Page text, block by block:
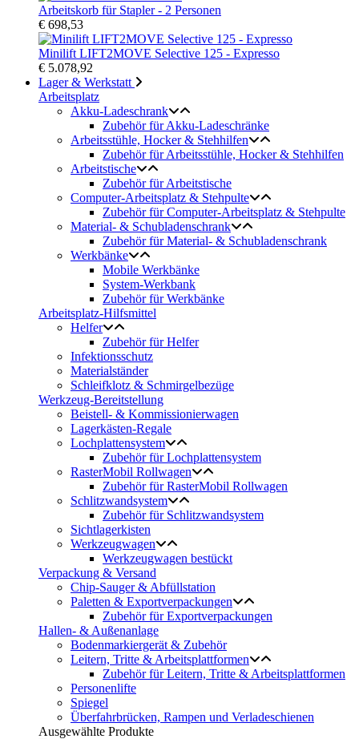
Arbeitskorb für Stapler - 2 Personen
€ 698,53
Minilift LIFT2MOVE Selective 125 - Expresso
€ 5.078,92
Lager & Werkstatt
Arbeitsplatz
Akku-Ladeschrank
Zubehör für Akku-Ladeschränke
Arbeitsstühle, Hocker & Stehhilfen
Zubehör für Arbeitsstühle, Hocker & Stehhilfen
Arbeitstische
Zubehör für Arbeitstische
Computer-Arbeitsplatz & Stehpulte
Zubehör für Computer-Arbeitsplatz & Stehpulte
Material- & Schubladenschrank
Zubehör für Material- & Schubladenschrank
Werkbänke
Mobile Werkbänke
System-Werkbank
Zubehör für Werkbänke
Arbeitsplatz-Hilfsmittel
Helfer
Zubehör für Helfer
Infektionsschutz
Materialständer
Schleifklotz & Schmirgelbezüge
Werkzeug-Bereitstellung
Beistell- & Kommissionierwagen
Lagerkästen-Regale
Lochplattensystem
Zubehör für Lochplattensystem
RasterMobil Rollwagen
Zubehör für RasterMobil Rollwagen
Schlitzwandsystem
Zubehör für Schlitzwandsystem
Sichtlagerkisten
Werkzeugwagen
Werkzeugwagen bestückt
Verpackung & Versand
Chip-Sauger & Abfüllstation
Paletten & Exportverpackungen
Zubehör für Exportverpackungen
Hallen- & Außenanlage
Bodenmarkiergerät & Zubehör
Leitern, Tritte & Arbeitsplattformen
Zubehör für Leitern, Tritte & Arbeitsplattformen
Personenlifte
Spiegel
Überfahrbrücken, Rampen und Verladeschienen
Ausgewählte Produkte